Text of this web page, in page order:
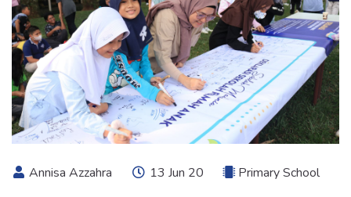
Annisa Azzahra 13 Jun 20 Primary School